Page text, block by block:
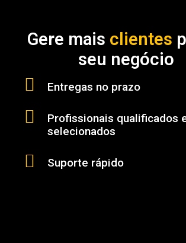
Gere mais clientes
seu negócio
Entregas no prazo
Profissionais qualificados
selecionados
Suporte rápido